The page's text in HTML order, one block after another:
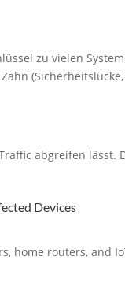
zu vielen
(Sicherheitslücke,
abgreifen lässt.
Devices
home routers, and